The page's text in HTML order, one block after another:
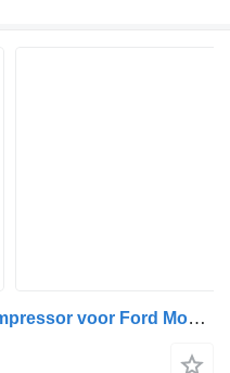
Garrett 452124-0006 turbocompressor voor Ford Mondeo auto